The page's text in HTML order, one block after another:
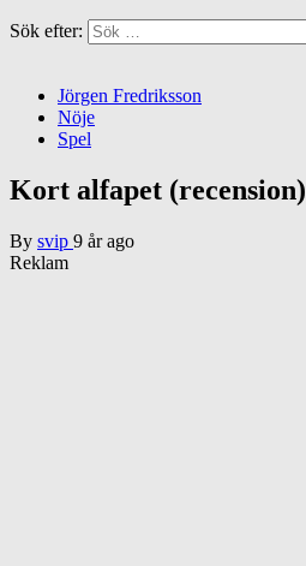
Sök efter:
Jörgen Fredriksson
Nöje
Spel
Kort alfapet (recension)
By svip 9 år ago
Reklam